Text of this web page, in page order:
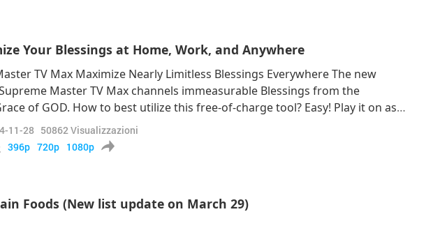
Your Blessings at Home, Work, and Anywhere
TV Max Maximize Nearly Limitless Blessings Everywhere The new
Master TV Max channels immeasurable Blessings from the
of GOD. How to best utilize this free-of-charge tool? Easy! Play it on as
as possible. Buy more no-use telephones, old telephones, old tablets,
more the better. Spread it anywhere, in your garage, in your gar
11-28 50862Visualizzazioni
396p 720p 1080p
Foods (New list update on March 29)